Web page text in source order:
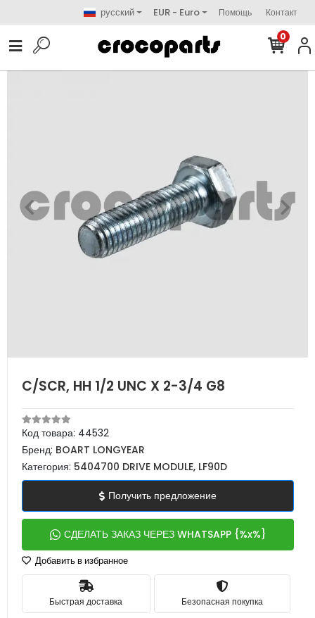
русский EUR - Euro Помощь Контакт
0
C/SCR, HH 1/2 UNC X 2-3/4 G8
Код товара: 44532
Бренд: BOART LONGYEAR
Категория: 5404700 DRIVE MODULE, LF90D
Получить предложение
СДЕЛАТЬ ЗАКАЗ ЧЕРЕЗ WHATSAPP {%x%}
Добавить в избранное
Быстрая доставка Безопасная покупка